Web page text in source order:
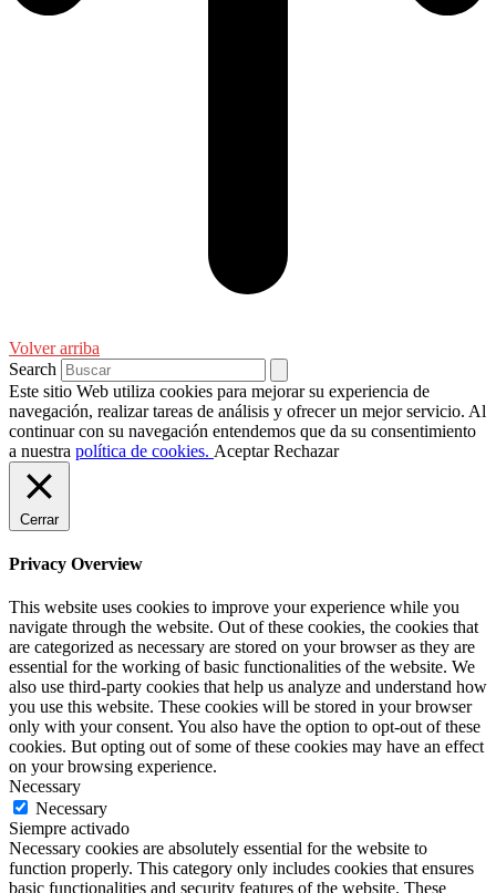
Volver arriba
Search
Este sitio Web utiliza cookies para mejorar su experiencia de
navegación, realizar tareas de análisis y ofrecer un mejor servicio. Al
continuar con su navegación entendemos que da su consentimiento
a nuestra política de cookies. Aceptar Rechazar
Cerrar
Privacy Overview
This website uses cookies to improve your experience while you
navigate through the website. Out of these cookies, the cookies that
are categorized as necessary are stored on your browser as they are
essential for the working of basic functionalities of the website. We
also use third-party cookies that help us analyze and understand how
you use this website. These cookies will be stored in your browser
only with your consent. You also have the option to opt-out of these
cookies. But opting out of some of these cookies may have an effect
on your browsing experience.
Necessary
Necessary
Siempre activado
Necessary cookies are absolutely essential for the website to
function properly. This category only includes cookies that ensures
basic functionalities and security features of the website. These